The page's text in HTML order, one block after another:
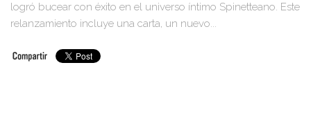
logró bucear con éxito en el universo íntimo Spinetteano. Este
relanzamiento incluye una carta, un nuevo...